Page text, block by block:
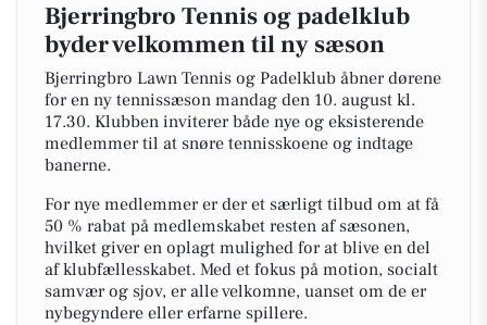
Bjerringbro Tennis og padelklub
byder velkommen til ny sæson
Bjerringbro Lawn Tennis og Padelklub åbner dørene
for en ny tennissæson mandag den 10. august kl.
17.30. Klubben inviterer både nye og eksisterende
medlemmer til at snøre tennisskoene og indtage
banerne.
For nye medlemmer er der et særligt tilbud om at få
50 % rabat på medlemskabet resten af sæsonen,
hvilket giver en oplagt mulighed for at blive en del
af klubfællesskabet. Med et fokus på motion, socialt
samvær og sjov, er alle velkomne, uanset om de er
nybegyndere eller erfarne spillere.